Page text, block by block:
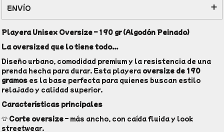
ENVÍO
Playera Unisex Oversize – 190 gr (Algodón Peinado)
La oversized que lo tiene todo...
Diseño urbano, comodidad premium y la resistencia de una
prenda hecha para durar. Esta playera oversize de 190
gramos es la base perfecta para quienes buscan estilo
relajado y calidad superior.
Características principales
👕 Corte oversize– más ancho, con caída fluida y look
streetwear.